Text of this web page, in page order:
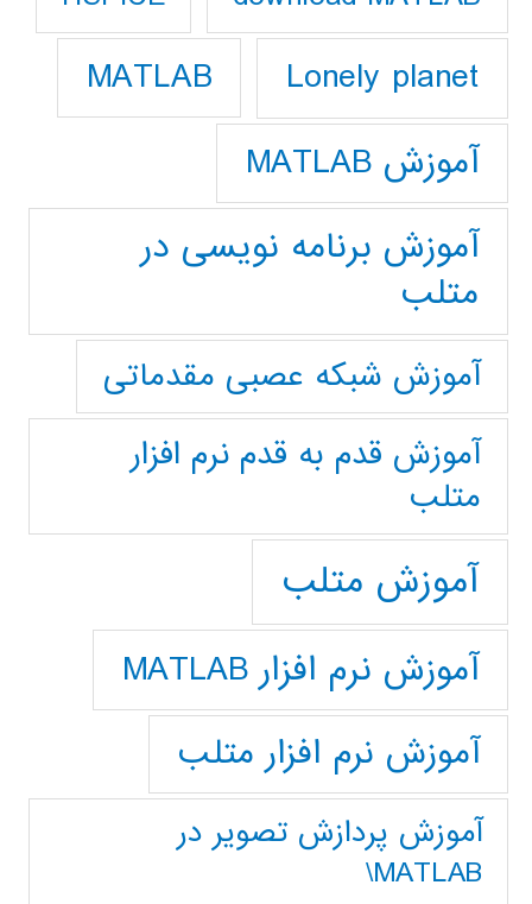
Lonely planet
MATLAB
آموزش MATLAB
آموزش برنامه نویسی در
متلب
آموزش شبکه عصبی مقدماتی
آموزش قدم به قدم نرم افزار
متلب
آموزش متلب
آموزش نرم افزار MATLAB
آموزش نرم افزار متلب
آموزش پردازش تصوير در
MATLAB\